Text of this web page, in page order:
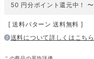
50 円分ポイント還元中！ 〜
送料パターン 送料無料
送料について詳しくはこちら